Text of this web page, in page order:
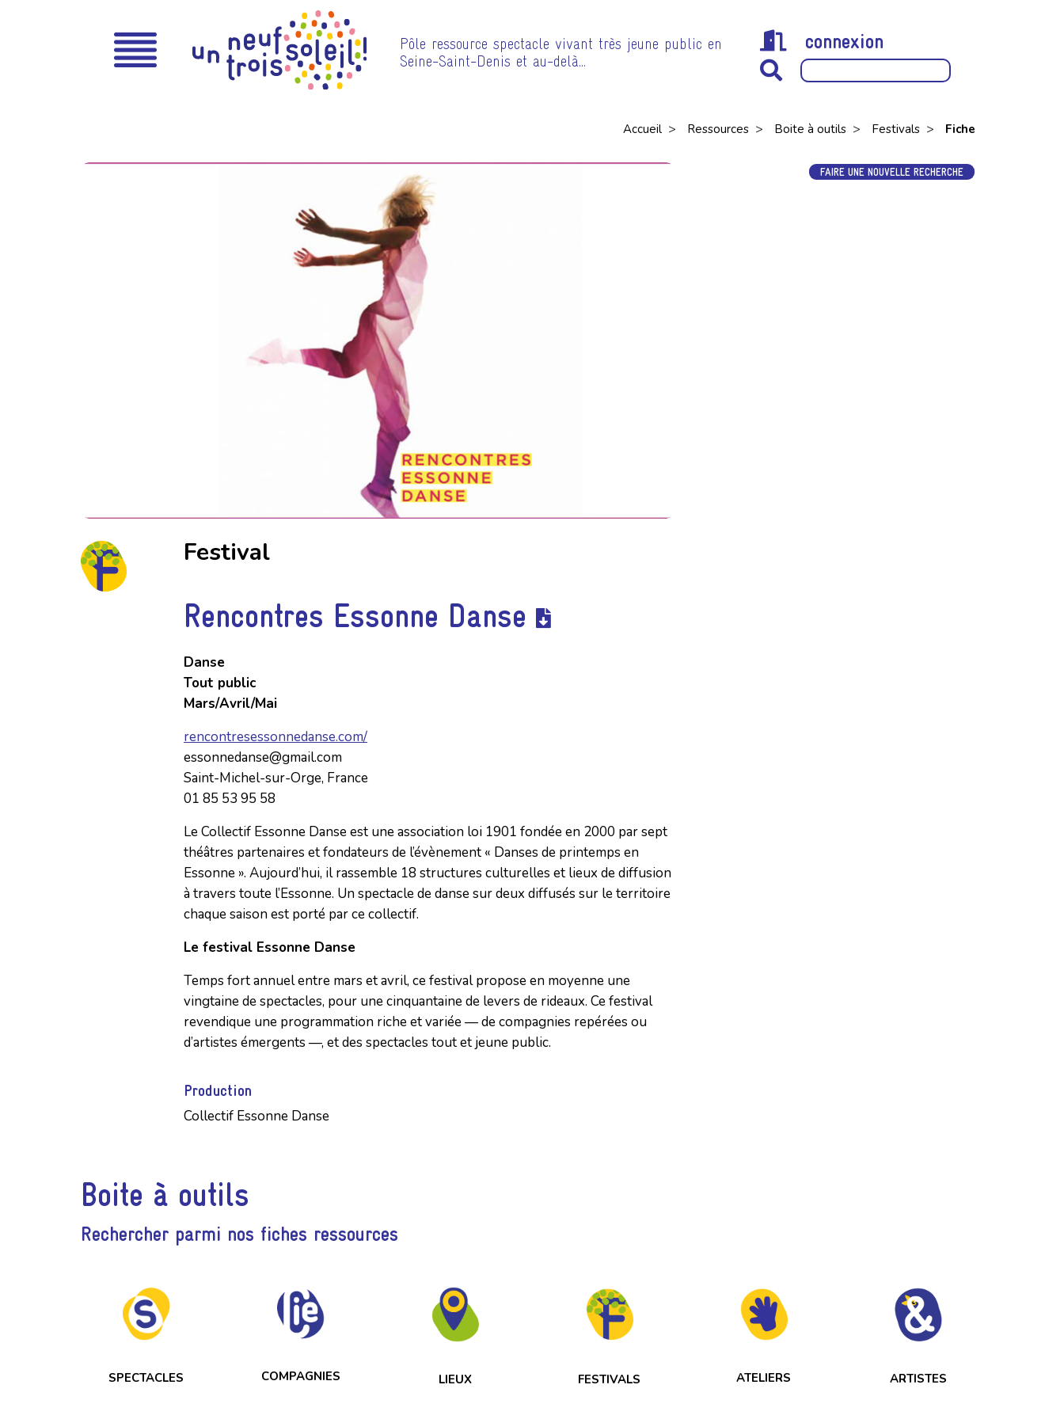
Pôle ressource spectacle vivant très jeune public en
Seine-Saint-Denis et au-delà…
connexion
Accueil > Ressources > Boite à outils > Festivals > Fiche
Festival
Rencontres Essonne Danse
Danse
Tout public
Mars/Avril/Mai
rencontresessonnedanse.com/
essonnedanse@gmail.com
Saint-Michel-sur-Orge, France
01 85 53 95 58
Le Collectif Essonne Danse est une association loi 1901 fondée en 2000 par sept
théâtres partenaires et fondateurs de l’évènement « Danses de printemps en
Essonne ». Aujourd’hui, il rassemble 18 structures culturelles et lieux de diffusion
à travers toute l’Essonne. Un spectacle de danse sur deux diffusés sur le territoire
chaque saison est porté par ce collectif.
Le festival Essonne Danse
Temps fort annuel entre mars et avril, ce festival propose en moyenne une
vingtaine de spectacles, pour une cinquantaine de levers de rideaux. Ce festival
revendique une programmation riche et variée — de compagnies repérées ou
d’artistes émergents —, et des spectacles tout et jeune public.
Production
Collectif Essonne Danse
FAIRE UNE NOUVELLE RECHERCHE
Boite à outils
Rechercher parmi nos fiches ressources
SPECTACLES COMPAGNIES LIEUX FESTIVALS ATELIERS ARTISTES